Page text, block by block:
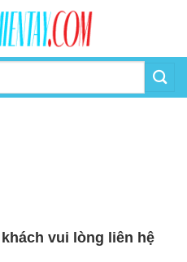
vui lòng liên hệ